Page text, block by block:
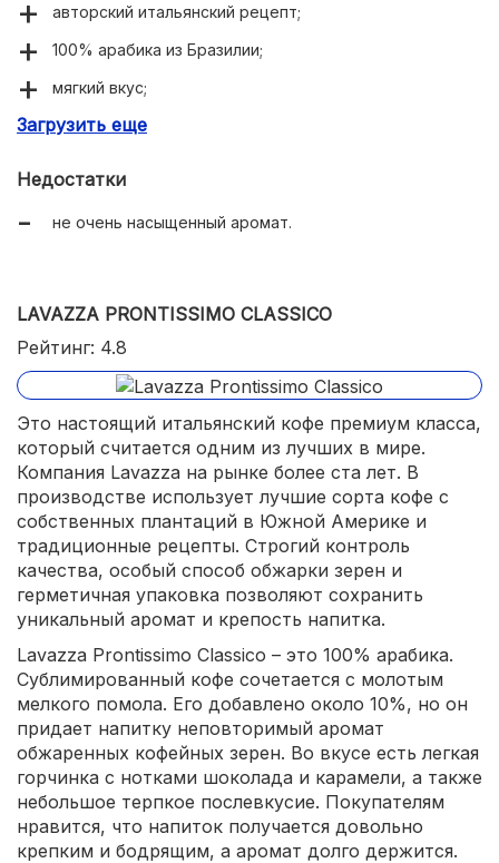
авторский итальянский рецепт;
100% арабика из Бразилии;
мягкий вкус;
равномерная прожарка;
Загрузить еще
Недостатки
не очень насыщенный аромат.
LAVAZZA PRONTISSIMO CLASSICO
Рейтинг: 4.8
Это настоящий итальянский кофе премиум класса,
который считается одним из лучших в мире.
Компания Lavazza на рынке более ста лет. В
производстве использует лучшие сорта кофе с
собственных плантаций в Южной Америке и
традиционные рецепты. Строгий контроль
качества, особый способ обжарки зерен и
герметичная упаковка позволяют сохранить
уникальный аромат и крепость напитка.
Lavazza Prontissimo Classico – это 100% арабика.
Сублимированный кофе сочетается с молотым
мелкого помола. Его добавлено около 10%, но он
придает напитку неповторимый аромат
обжаренных кофейных зерен. Во вкусе есть легкая
горчинка с нотками шоколада и карамели, а также
небольшое терпкое послевкусие. Покупателям
нравится, что напиток получается довольно
крепким и бодрящим, а аромат долго держится.